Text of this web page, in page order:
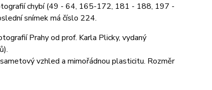
chybí (49 - 64, 165-172, 181 - 188, 197 -
snímek má číslo 224.
Prahy od prof. Karla Plicky, vydaný
vzhled a mimořádnou plasticitu. Rozměr